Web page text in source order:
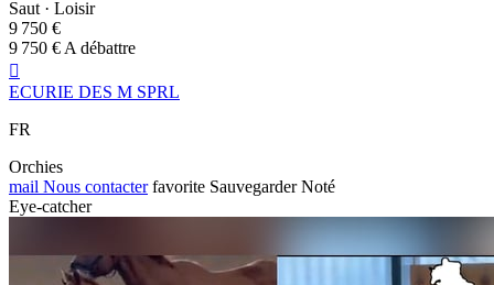
Saut · Loisir
9 750 €
9 750 € A débattre

ECURIE DES M SPRL
FR
Orchies
mail Nous contacter favorite Sauvegarder Noté
Eye-catcher